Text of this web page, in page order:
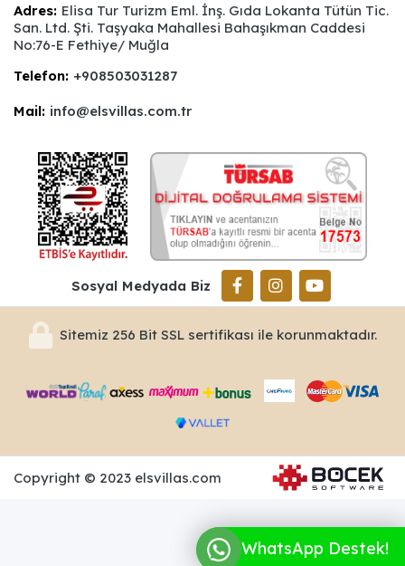
Adres: Elisa Tur Turizm Eml. İnş. Gıda Lokanta Tütün Tic.
San. Ltd. Şti. Taşyaka Mahallesi Bahaşıkman Caddesi
No:76-E Fethiye/ Muğla
Telefon: +908503031287
Mail: info@elsvillas.com.tr
Sosyal Medyada Biz
Sitemiz 256 Bit SSL sertifikası ile korunmaktadır.
Copyright © 2023 elsvillas.com
WhatsApp Destek!